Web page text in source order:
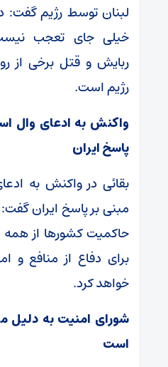
لبنان توسط رژیم گفت:
خیلی جای تعجب
ربایش و قتل برخی از
رژیم است.
واکنش به ادعای وال
پاسخ ایران
بقائی در واکنش به
مبنی بر پاسخ ایران
حاکمیت کشور‌ها از
برای دفاع از منافع و
خواهد کرد.
شورای امنیت به دلیل
است